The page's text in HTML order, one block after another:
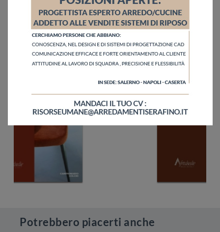
Sfoglia i cataloghi
Potrebbero piacerti anche